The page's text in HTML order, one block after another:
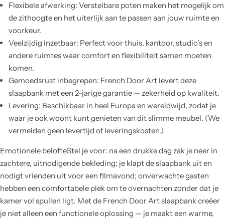
Flexibele afwerking: Verstelbare poten maken het mogelijk om
de zithoogte en het uiterlijk aan te passen aan jouw ruimte en
voorkeur.
Veelzijdig inzetbaar: Perfect voor thuis, kantoor, studio’s en
andere ruimtes waar comfort en flexibiliteit samen moeten
komen.
Gemoedsrust inbegrepen: French Door Art levert deze
slaapbank met een 2-jarige garantie — zekerheid op kwaliteit.
Levering: Beschikbaar in heel Europa en wereldwijd, zodat je
waar je ook woont kunt genieten van dit slimme meubel. (We
vermelden geen levertijd of leveringskosten.)
Emotionele belofteStel je voor: na een drukke dag zak je neer in
zachtere, uitnodigende bekleding; je klapt de slaapbank uit en
nodigt vrienden uit voor een filmavond; onverwachte gasten
hebben een comfortabele plek om te overnachten zonder dat je
kamer vol spullen ligt. Met de French Door Art slaapbank creëer
je niet alleen een functionele oplossing — je maakt een warme,